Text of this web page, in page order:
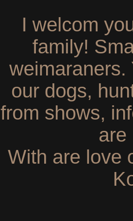
I welcom
family!
weimaraners.
our dogs,
from shows,
are
With are love